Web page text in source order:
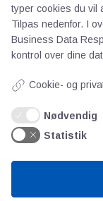
AOT
Om os
Priser
Persondata
Videncentre
typer cookies du vil
Tilpas nedenfor. I
Business Data
kontrol over dine
Cookie- og
Nødvendig
Statistik